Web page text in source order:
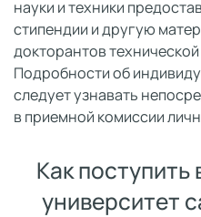
науки и техники
стипендии и другую
докторантов
Подробности об
следует узнавать
в приемной комиссии
Как поступить
университет